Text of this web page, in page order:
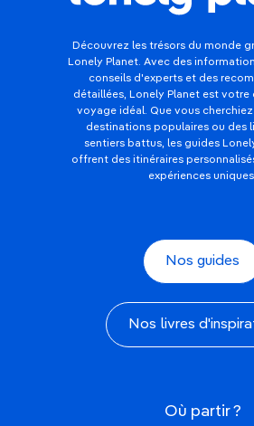
Découvrez les trésors du monde
Lonely Planet. Avec des
conseils d'experts et des
détaillées, Lonely Planet est
voyage idéal. Que vous
destinations populaires ou des
sentiers battus, les guides
offrent des itinéraires
expériences
Nos guides
Nos livres
Où partir ?